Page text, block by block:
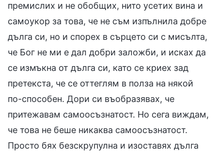
премислих и не обобщиx, нито усетих вина и
самоукор за това, че не съм изпълнила добре
дълга си, но и спорех в сърцето си с мисълта,
че Бог не ми е дал добри заложби, и исках да
се измъкна от дълга си, като се криех зад
претекста, че се оттеглям в полза на някой
по-способен. Дори си въобразявах, че
притежавам самоосъзнатост. Но сега виждам,
че това не беше никаква самоосъзнатост.
Просто бях безскрупулна и изоставях дълга